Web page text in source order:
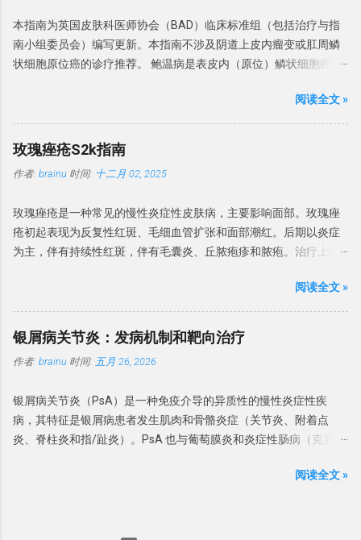
切术可以预防 BP。抗生素过度使用、免疫抑制剂和糖皮质激素会增
加机会性感染和 BP 风险。 建议：BP 危险因素有糖尿病、包皮过长
和免疫缺陷。常伴念珠菌感染。卫生条件差、过度清洁和使用刺激
不确定性龟头炎进行活检。活检对于排除癌前病变也至关重要。 有
查可区分 BP 与银屑病、增殖性红斑和浆细胞龟头炎，皮肤 CT 可区
分 BP 与银屑病、硬化性苔藓和其他常见的炎性龟头炎。对于临床特
检查。镜检和培养可有...
和脚趾甲的生长速度分别为每月 2-3 毫米和 1 毫米，博氏线发生在
病后4至11周， 因此其博氏线与甲根的距离可推算疾病发生的时
间。 博氏线有很多原因，最常见的是药物，尤其是化药物，一般出
系统疾病导致。博氏线与下列系统性疾病有关，常见原因如表1。
表 1 ： 可引起博氏线的系统性疾病 高热 病毒性疾病： 如手足口
病、 麻疹、腮腺炎等 心血管疾病：如 冠状动脉血栓形成 严重肝、
肺、内分泌疾病 营养不良 或 缺乏 高血压或缺氧 药物（抗寄生虫药
甲床分离，并且由于在甲下腔室中存在空气，通常呈现白色。 甲分
离是如果存在外源性色素，则指甲可能呈现黄色（真菌和渗出物）
至绿黑色（绿脓菌素）。 甲分离可分为原发性（特发性）和继发
的最常原因是银屑病和甲真菌病。甲分离也与多种因素有关，如甲
下的光敏性 – 甲分离通常涉及多个指甲，并且也可能存在甲下出
血。 甲状腺疾病患者的甲分离 继发于系统性疾病的甲分离 ，多与肺
管性疾病。 甲状腺炎的指甲呈波浪状向上弯曲，称为普拉默甲
（Plummer's nails），常累及无名指和小指。 甲胬肉 ...
本指南为英国皮肤科医师协会（BAD）临床标准组（包括治疗与指
南小组委员会）编写更新。本指南不涉及阴道上皮内瘤变或肛周鳞
状细胞原位癌的诊疗推荐。 鲍温病是表皮内（原位）鳞状细胞癌的
患者，组织学上均显示表皮结构紊乱。1911年，Queyrat 报道了 3
例局限于阴茎龟头的红色病变，并名为「增殖性红斑」。其组织学
与 Bowen 和 Darier 描述的相同。 目前认为鲍温病等同于非生殖器
部位的原位鳞状细胞癌。为了减少人名命名，本文以原位鳞状细胞
癌为术语，生殖器病变增殖性红斑的治疗不在本指南中论述。 发病
率。男性和女性的发病率分别为每10万人年68例和72例，随时间呈
统计学显著增加。2005年至2015年间，由皮肤科医生治疗的原位鳞
状细胞癌患者数量翻了一番。1996-2000年期间加拿大报告的男性
在70岁年龄段，大多数研究显示女性略多。大多数研究报告原位鳞
状细胞癌主要发生在日晒部位，近期研究提示最常见的部位是头颈
部（29%-54%）。下肢在女性中比男性更常受累。英国较早的研究
显示，大多数患者（60%-85%）的原位鳞状细胞癌位于小腿，这可
性、甲下、甲周、掌跖和疣状原位鳞状细胞癌。生殖器和肛周部位
存在变异型，分别称为「阴茎上皮内瘤变」和「肛管上皮内瘤
变」，各有其专科治疗路径。 病因 原位鳞状细胞癌的病因有： 辐
物：砷（病变可发生于非日晒部位）。 免疫抑制：尤其是治疗性免
阅读全文 »
玫瑰痤疮S2k指南
作者: brainu 时间: 十二月 02, 2025
玫瑰痤疮是一种常见的慢性炎症性皮肤病，主要影响面部。玫瑰痤
疮初起表现为反复性红斑、毛细血管扩张和面部潮红。后期以炎症
为主，伴有持续性红斑，伴有毛囊炎、丘脓疱疹和脓疱。治疗上建
面部红斑，也可使用局部血管收缩剂苯甲酰胺或氧美甲唑林。对于
治疗难治和严重的玫瑰痤疮，建议系统性治疗。首选药物是低剂量
多西环素，也可以推荐低剂量异维 A 酸。眼部玫瑰痤疮局部用环氯
霉素眼药水、阿奇霉素、伊维菌素或甲硝唑。 酒渣鼻是一种常见的
慢性炎症性疾病，主要影响面部（尤其是脸颊和鼻子，偶尔也会影
中年人群。 流行病学 关于玫瑰痤疮流行病学几乎没有可靠的数据。
英国研究发现患病率为 165/10万。玫瑰痤疮的患病率因研究而异。
有荟萃会析发现患病率在 0.09%-22.41%之间，平均为 5.46%。 玫瑰
则较少见，可能由于 IV–VI 型皮肤患者的临床表现较轻，诊断差距
阅读全文 »
银屑病关节炎：发病机制和靶向治疗
作者: brainu 时间: 五月 26, 2026
银屑病关节炎（PsA）是一种免疫介导的异质性的慢性炎症性疾
病，其特征是银屑病患者发生肌肉和骨骼炎症（关节炎、附着点
炎、脊柱炎和指/趾炎）。PsA 也与葡萄膜炎和炎症性肠病（克罗恩
传易感性、环境诱发因素以及先天性和适应性免疫系统的激活。现
反应存在异质性，这给疾病的整体管理造成困难。因此，需要开展
阅读全文 »